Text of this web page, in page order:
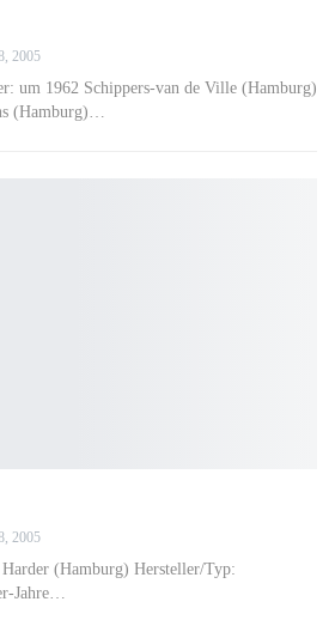
2005
um 1962 Schippers-van de Ville (Hamburg)
(Hamburg)…
2005
(Hamburg) Hersteller/Typ:
Jahre…